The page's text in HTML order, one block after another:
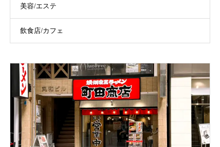
美容/エステ
飲食店/カフェ